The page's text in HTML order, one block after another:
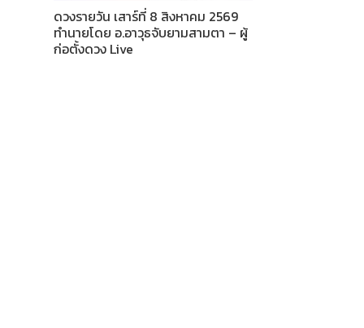
ดวงรายวัน เสาร์ที่ 8 สิงหาคม 2569
ทำนายโดย อ.อาวุธจับยามสามตา – ผู้
ก่อตั้งดวง Live